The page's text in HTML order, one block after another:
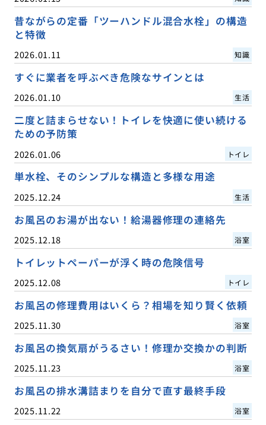
昔ながらの定番「ツーハンドル混合水栓」の構造
と特徴
2026.01.11 知識
すぐに業者を呼ぶべき危険なサインとは
2026.01.10 生活
二度と詰まらせない！トイレを快適に使い続ける
ための予防策
2026.01.06 トイレ
単水栓、そのシンプルな構造と多様な用途
2025.12.24 生活
お風呂のお湯が出ない！給湯器修理の連絡先
2025.12.18 浴室
トイレットペーパーが浮く時の危険信号
2025.12.08 トイレ
お風呂の修理費用はいくら？相場を知り賢く依頼
2025.11.30 浴室
お風呂の換気扇がうるさい！修理か交換かの判断
2025.11.23 浴室
お風呂の排水溝詰まりを自分で直す最終手段
2025.11.22 浴室